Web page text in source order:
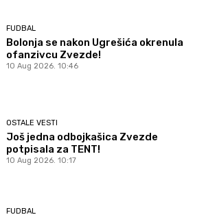
FUDBAL
Bolonja se nakon Ugrešića okrenula
ofanzivcu Zvezde!
10 Aug 2026. 10:46
OSTALE VESTI
Još jedna odbojkašica Zvezde
potpisala za TENT!
10 Aug 2026. 10:17
FUDBAL